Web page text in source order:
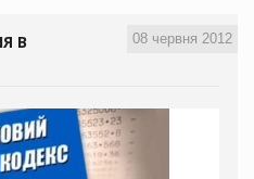
08 червня 2012
В